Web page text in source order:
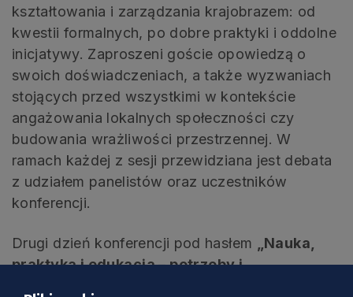
kształtowania i zarządzania krajobrazem: od
kwestii formalnych, po dobre praktyki i oddolne
inicjatywy. Zaproszeni goście opowiedzą o
swoich doświadczeniach, a także wyzwaniach
stojących przed wszystkimi w kontekście
angażowania lokalnych społeczności czy
budowania wrażliwości przestrzennej. W
ramach każdej z sesji przewidziana jest debata
z udziałem panelistów oraz uczestników
konferencji.
Drugi dzień konferencji pod hasłem
„Nauka,
praktyka i edukacja – potrzeby i